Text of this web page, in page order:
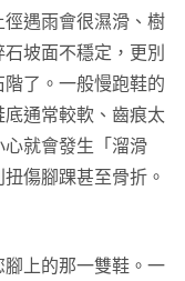
遇雨會很濕滑、樹
坡面不穩定，更別
了。一般慢跑鞋的
通常較軟、齒痕太
就會發生「溜滑
傷腳踝甚至骨折。
上的那一雙鞋。一